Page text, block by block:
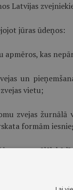
Latvijas
jūras ūdeņos:
apmēros, kas
un
vietu;
zvejas
formām
— ne vēlāk kā
kā līdz